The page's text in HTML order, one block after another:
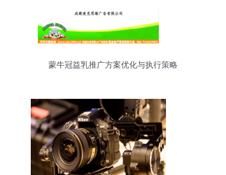
蒙牛冠益乳推广方案优化与执行策略